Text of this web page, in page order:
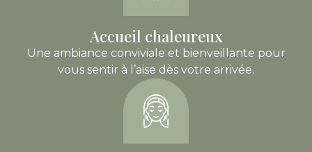
Accueil chaleureux
Une ambiance conviviale et bienveillante pour
vous sentir à l’aise dès votre arrivée.